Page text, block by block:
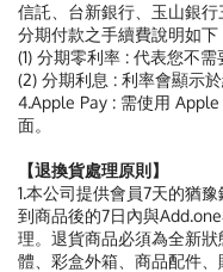
信託、台新銀行、玉山銀行
分期付款之手續費說明如下
(1) 分期零利率 : 代表您不需
(2) 分期利息 : 利率會顯示
4.Apple Pay : 需使用
面。
【退換貨處理原則】
1.本公司提供會員7天的猶
到商品後的7日內與
理。退貨商品必須為全新
體、彩盒外箱、商品配件